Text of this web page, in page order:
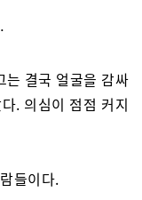
는 결국 얼굴을 감싸
. 의심이 점점 커지
들이다.